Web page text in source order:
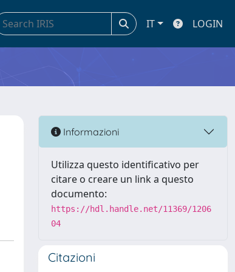
IT LOGIN
Informazioni
Utilizza questo identificativo per
citare o creare un link a questo
documento:
https://hdl.handle.net/11369/1206
04
Citazioni